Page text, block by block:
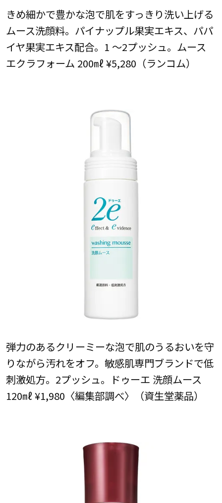
きめ細かで豊かな泡で肌をすっきり洗い上げる
ムース洗顔料。パイナップル果実エキス、パパ
イヤ果実エキス配合。1 ～2プッシュ。ムース
エクラフォーム 200㎖ ¥5,280（ランコム）
弾力のあるクリーミーな泡で肌のうるおいを守
りながら汚れをオフ。敏感肌専門ブランドで低
刺激処方。2プッシュ。ドゥーエ 洗顔ムース
120㎖ ¥1,980〈編集部調べ〉（資生堂薬品）